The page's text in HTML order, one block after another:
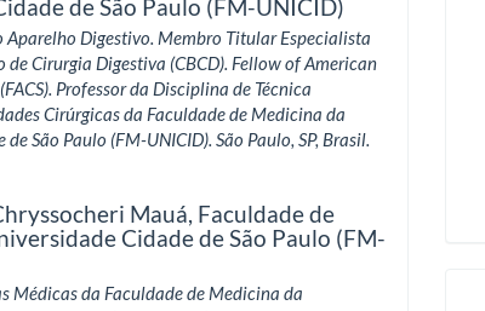
de São Paulo (FM-UNICID)
Aparelho Digestivo. Membro Titular Especialista
de Cirurgia Digestiva (CBCD). Fellow of American
Professor da Disciplina de Técnica
Cirúrgicas da Faculdade de Medicina da
São Paulo (FM-UNICID). São Paulo, SP, Brasil.
Mauá, Faculdade de
Cidade de São Paulo (FM-
Médicas da Faculdade de Medicina da